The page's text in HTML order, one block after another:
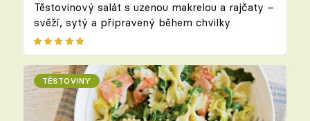
Těstovinový salát s uzenou makrelou a rajčaty –
svěží, sytý a připravený během chvilky
TĚSTOVINY